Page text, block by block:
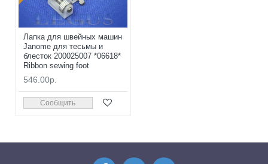
Лапка для швейных машин
Janome для тесьмы и
блесток 200025007 *06618*
Ribbon sewing foot
546.00р.
Сообщить